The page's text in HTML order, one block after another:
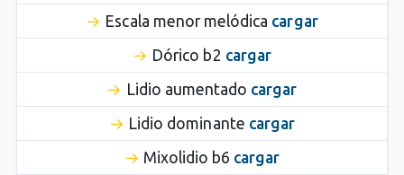
Escala menor melódica cargar
Dórico b2 cargar
Lidio aumentado cargar
Lidio dominante cargar
Mixolidio b6 cargar